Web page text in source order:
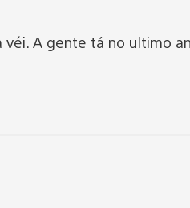
A gente tá no ultimo